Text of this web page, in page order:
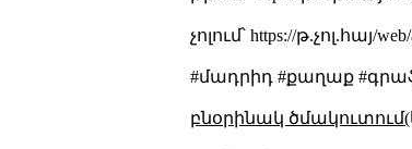
չոլում՝ https://թ.չոլ.հայ/
#մադրիդ #քաղաք
բնօրինակ